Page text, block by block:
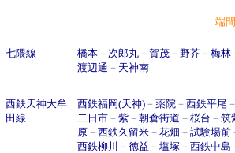
端間
七隈線 橋本－ 次郎丸－ 賀茂－ 野芥－ 梅林
渡辺通 － 天神南
西鉄天神大牟
田線
西鉄福岡(天神)－ 薬院－ 西鉄平尾－
二日市－ 紫－ 朝倉街道 － 桜台 － 筑
原－ 西鉄久留米－ 花畑 － 試験場前
西鉄柳川 － 徳益 － 塩塚－ 西鉄中島